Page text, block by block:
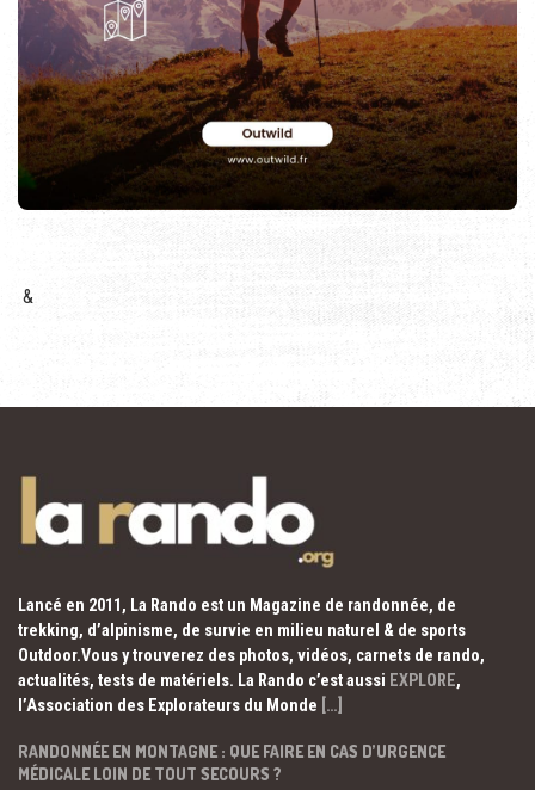
&
Lancé en 2011, La Rando est un Magazine de randonnée, de
trekking, d’alpinisme, de survie en milieu naturel & de sports
Outdoor.Vous y trouverez des photos, vidéos, carnets de rando,
actualités, tests de matériels. La Rando c’est aussi EXPLORE,
l’Association des Explorateurs du Monde […]
RANDONNÉE EN MONTAGNE : QUE FAIRE EN CAS D’URGENCE
MÉDICALE LOIN DE TOUT SECOURS ?